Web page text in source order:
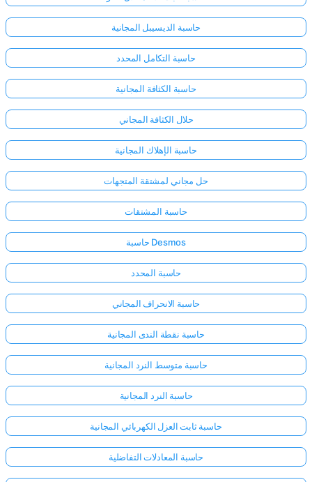
حاسبة الديسيبل المجانية
حاسبة التكامل المحدد
حاسبة الكثافة المجانية
حلال الكثافة المجاني
حاسبة الإهلاك المجانية
حل مجاني لمشتقة المتجهات
حاسبة المشتقات
حاسبة Desmos
حاسبة المحدد
حاسبة الانحراف المجاني
حاسبة نقطة الندى المجانية
حاسبة متوسط النرد المجانية
حاسبة النرد المجانية
حاسبة ثابت العزل الكهربائي المجانية
حاسبة المعادلات التفاضلية